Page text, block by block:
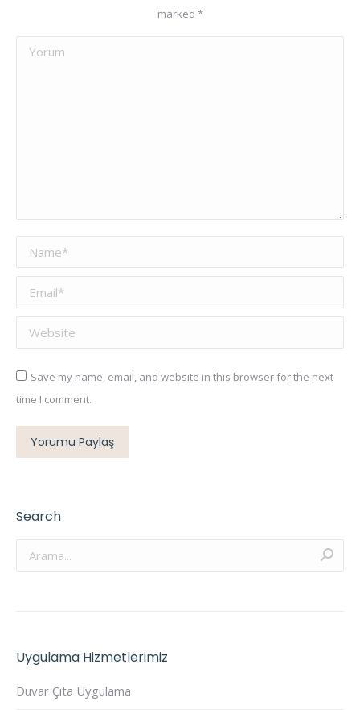
marked *
Yorum
Name *
Email *
Website
Save my name, email, and website in this browser for the next
time I comment.
Yorumu Paylaş
Search
Arama:
Uygulama Hizmetlerimiz
Duvar Çıta Uygulama